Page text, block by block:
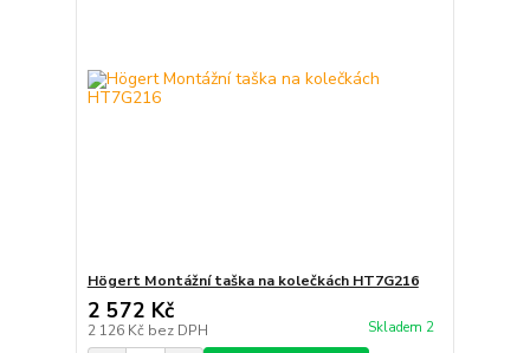
Högert Montážní taška na kolečkách HT7G216
2 572 Kč
2 126 Kč bez DPH Skladem 2